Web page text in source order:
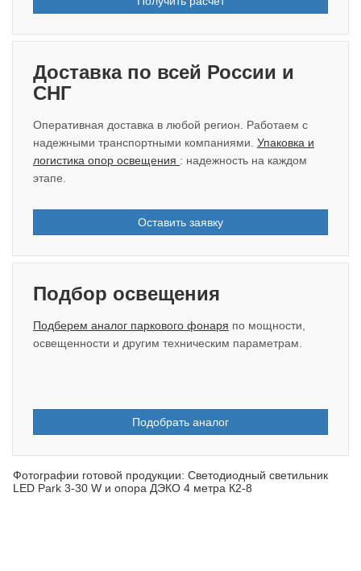
Доставка по всей России и
СНГ
Оперативная доставка в любой регион. Работаем с
надежными транспортными компаниями. Упаковка и
логистика опор освещения : надежность на каждом
этапе.
Оставить заявку
Подбор освещения
Подберем аналог паркового фонаря по мощности,
освещенности и другим техническим параметрам.
Подобрать аналог
Фотографии готовой продукции: Светодиодный светильник
LED Park 3-30 W и опора ДЭКО 4 метра К2-8